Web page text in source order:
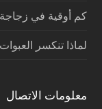
كم أوقية في زجاجة
لماذا تنكسر
معلومات الاتصال